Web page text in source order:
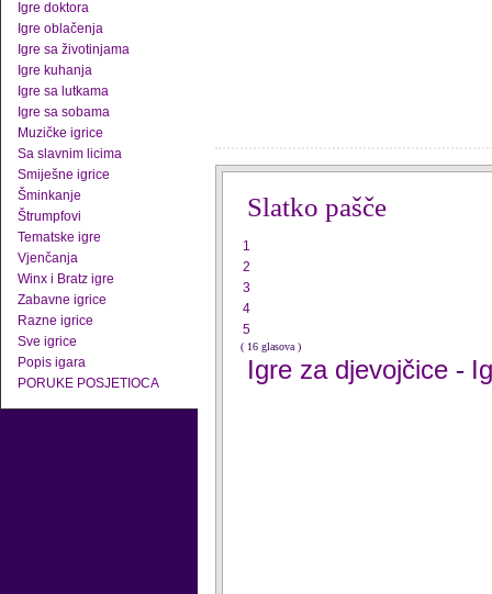
Igre doktora
Igre oblačenja
Igre sa životinjama
Igre kuhanja
Igre sa lutkama
Igre sa sobama
Muzičke igrice
Sa slavnim licima
Smiješne igrice
Šminkanje
Štrumpfovi
Tematske igre
Vjenčanja
Winx i Bratz igre
Zabavne igrice
Razne igrice
Sve igrice
Popis igara
PORUKE POSJETIOCA
Slatko pašče
1
2
3
4
5
( 16 glasova )
Igre za djevojčice -